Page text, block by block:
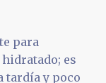
para
es
tardía y poco